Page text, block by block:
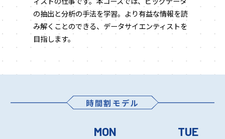
の抽出と分析の手法を学習。より有益な情報を読
み解くことのできる、データサイエンティストを
目指します。
時間割モデル
MON TUE